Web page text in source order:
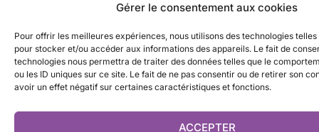
Gérer le consentement aux cookies
Pour offrir les meilleures expériences, nous utilisons des technologies
pour stocker et/ou accéder aux informations des appareils. Le fait de
technologies nous permettra de traiter des données telles que le
ou les ID uniques sur ce site. Le fait de ne pas consentir ou de retirer son
avoir un effet négatif sur certaines caractéristiques et fonctions.
ACCEPTER